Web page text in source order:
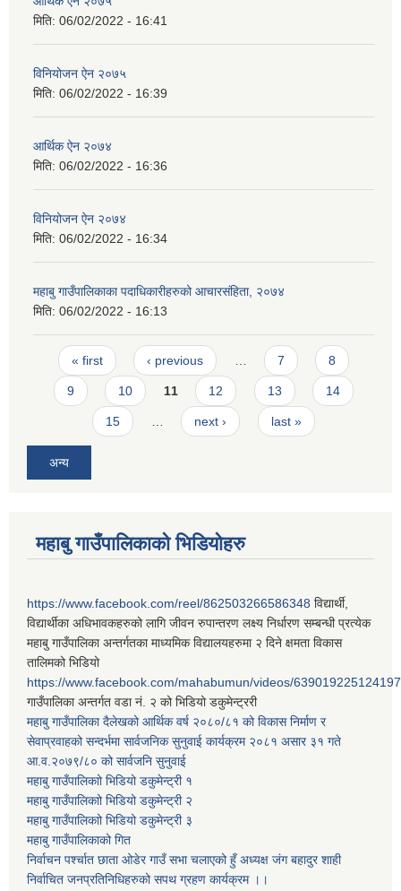
मिति: 06/02/2022 - 16:41
विनियोजन ऐन २०७५
मिति: 06/02/2022 - 16:39
आर्थिक ऐन २०७४
मिति: 06/02/2022 - 16:36
विनियोजन ऐन २०७४
मिति: 06/02/2022 - 16:34
महाबु गाउँपालिकाका पदाधिकारीहरुको आचारसंहिता, २०७४
मिति: 06/02/2022 - 16:13
Pages
« first ‹ previous 7 8
9 10 11 12 13 14
15 next › last »
अन्य
महाबु गाउँपालिकाको भिडियोहरु
https://www.facebook.com/reel/862503266586348 विद्यार्थी,
विद्यार्थीका अधिभावकहरुको लागि जीवन रुपान्तरण लक्ष्य निर्धारण सम्बन्धी प्रत्येक
महाबु गाउँपालिका अन्तर्गतका माध्यमिक विद्यालयहरुमा २ दिने क्षमता विकास
तालिमको भिडियो
https://www.facebook.com/mahabumun/videos/639019225124197
गाउँपालिका अन्तर्गत वडा नं. २ को भिडियो डकुमेन्ट्ररी
महाबु गाउँपालिका दैलेखको आर्थिक वर्ष २०८०/८१ को विकास निर्माण र
सेवाप्रवाहको सन्दर्भमा सार्वजनिक सुनुवाई कार्यक्रम २०८१ असार ३१ गते
आ.व.२०७९/८० को सार्वजनि सुनुवाई
महाबु गाउँपालिकाो भिडियो डकुमेन्ट्री १
महाबु गाउँपालिकाो भिडियो डकुमेन्ट्री २
महाबु गाउँपालिकाो भिडियो डकुमेन्ट्री ३
महाबु गाउँपालिकाको गित
निर्वाचन पर्श्चात छाता ओडेर गाउँ सभा चलाएको हुँ अध्यक्ष जंग बहादुर शाही
निर्वाचित जनप्रतिनिधिहरुको सपथ ग्रहण कार्यक्रम ।।